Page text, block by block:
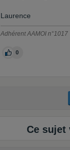
Laurence
Adhérent AAMOI n°1017
0
Ce sujet